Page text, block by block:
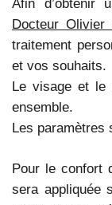
Afin d’obtenir
Docteur Olivier
traitement
et vos souhaits.
Le visage et
ensemble.
Les paramètres
Pour le confort
sera appliquée